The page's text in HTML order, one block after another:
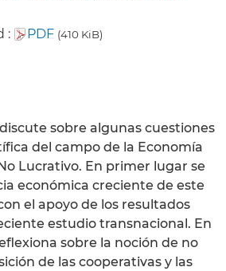
:
PDF (410 KiB)
sobre algunas cuestiones
del campo de la Economía
Lucrativo. En primer lugar se
económica creciente de este
el apoyo de los resultados
estudio transnacional. En
sobre la noción de no
de las cooperativas y las